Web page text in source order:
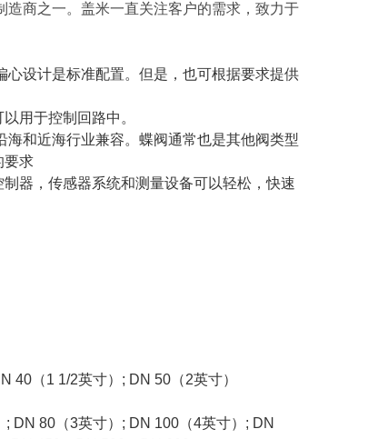
造商之一。盖米一直关注客户的需求，致力于
心设计是标准配置。但是，也可根据要求提供
用于控制回路中。
海和近海行业兼容。蝶阀通常也是其他阀类型
要求
器，传感器系统和测量设备可以轻松，快速
40 （1 1/2英寸） ; DN 50 （2英寸）
; DN 80 （3英寸） ; DN 100 （4英寸） ; DN